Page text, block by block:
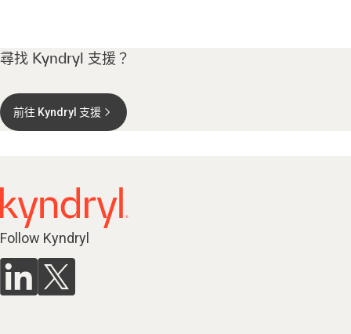
尋找 Kyndryl 支援？
前往 Kyndryl 支援
Follow Kyndryl